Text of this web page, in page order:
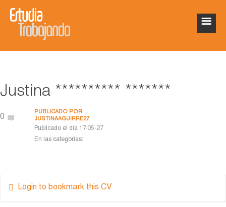
Justina ********** *******
0
PUBLICADO POR
JUSTINAAGUIRRE27
Publicado el día 17-05-27
En las categorías:
Login to bookmark this CV